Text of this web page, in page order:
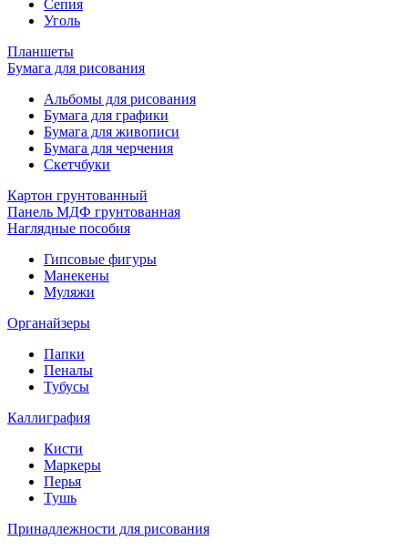
Сепия
Уголь
Планшеты
Бумага для рисования
Альбомы для рисования
Бумага для графики
Бумага для живописи
Бумага для черчения
Скетчбуки
Картон грунтованный
Панель МДФ грунтованная
Наглядные пособия
Гипсовые фигуры
Манекены
Муляжи
Органайзеры
Папки
Пеналы
Тубусы
Каллиграфия
Кисти
Маркеры
Перья
Тушь
Принадлежности для рисования